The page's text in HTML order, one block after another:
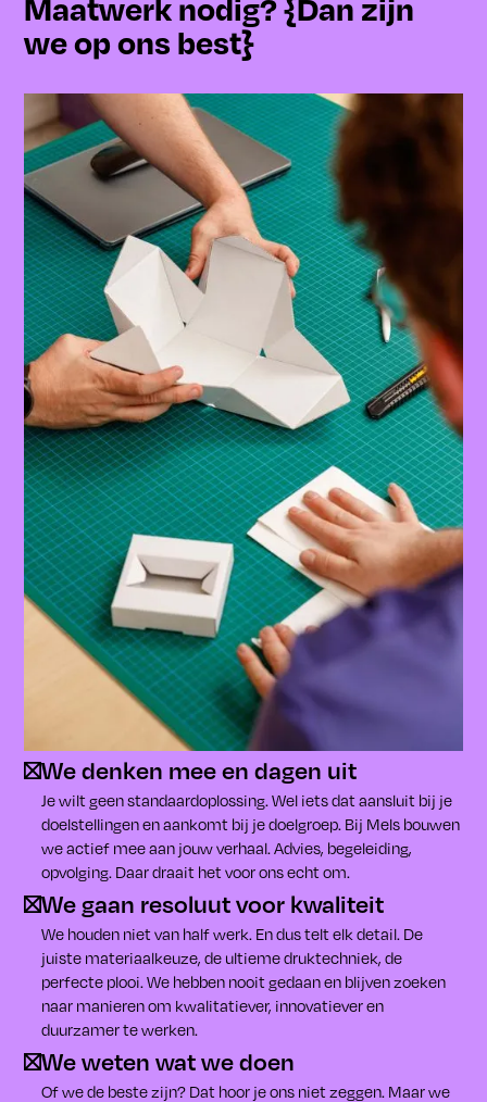
Maatwerk nodig? {Dan zijn
we op ons best}
We denken mee en dagen uit
Je wilt geen standaardoplossing. Wel iets dat aansluit bij je
doelstellingen en aankomt bij je doelgroep. Bij Mels bouwen
we actief mee aan jouw verhaal. Advies, begeleiding,
opvolging. Daar draait het voor ons echt om.
We gaan resoluut voor kwaliteit
We houden niet van half werk. En dus telt elk detail. De
juiste materiaalkeuze, de ultieme druktechniek, de
perfecte plooi. We hebben nooit gedaan en blijven zoeken
naar manieren om kwalitatiever, innovatiever en
duurzamer te werken.
We weten wat we doen
Of we de beste zijn? Dat hoor je ons niet zeggen. Maar we